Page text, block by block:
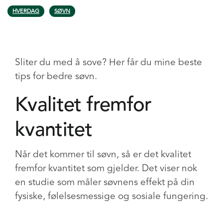
HVERDAG SØVN
Sliter du med å sove? Her får du mine beste
tips for bedre søvn.
Kvalitet fremfor
kvantitet
Når det kommer til søvn, så er det kvalitet
fremfor kvantitet som gjelder. Det viser nok
en studie som måler søvnens effekt på din
fysiske, følelsesmessige og sosiale fungering.